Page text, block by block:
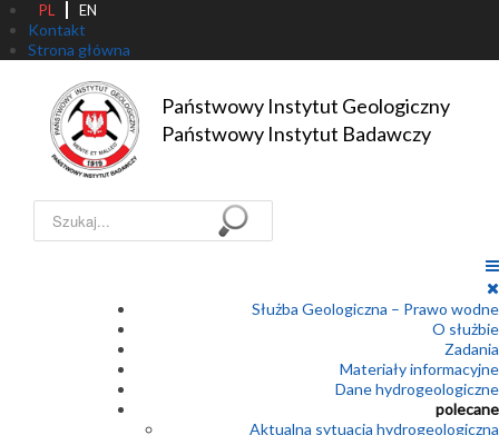
PL EN
Kontakt
Strona główna
Państwowy Instytut Geologiczny
Państwowy Instytut Badawczy
Szukaj...
Służba Geologiczna – Prawo wodne
O służbie
Zadania
Materiały informacyjne
Dane hydrogeologiczne
polecane
Aktualna sytuacja hydrogeologiczna